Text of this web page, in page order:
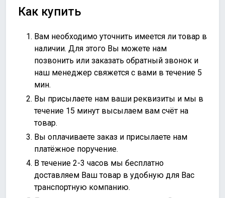
Как купить
Вам необходимо уточнить имеется ли товар в
наличии. Для этого Вы можете нам
позвонить или заказать обратный звонок и
наш менеджер свяжется с вами в течение 5
мин.
Вы присылаете нам ваши реквизиты и мы в
течение 15 минут высылаем вам счёт на
товар.
Вы оплачиваете заказ и присылаете нам
платёжное поручение.
В течение 2-3 часов мы бесплатно
доставляем Ваш товар в удобную для Вас
транспортную компанию.